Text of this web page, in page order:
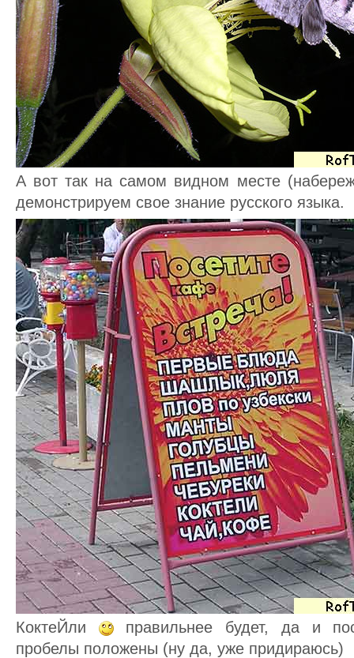
А вот так на самом видном месте
демонстрируем свое знание русского языка.
КоктеЙли
правильнее будет, да и
пробелы положены (ну да, уже придираюсь)